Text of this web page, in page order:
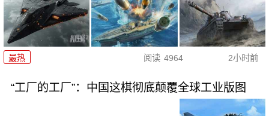
最热 阅读 4964 2小时前
“工厂的工厂”：中国这棋彻底颠覆全球工业版图